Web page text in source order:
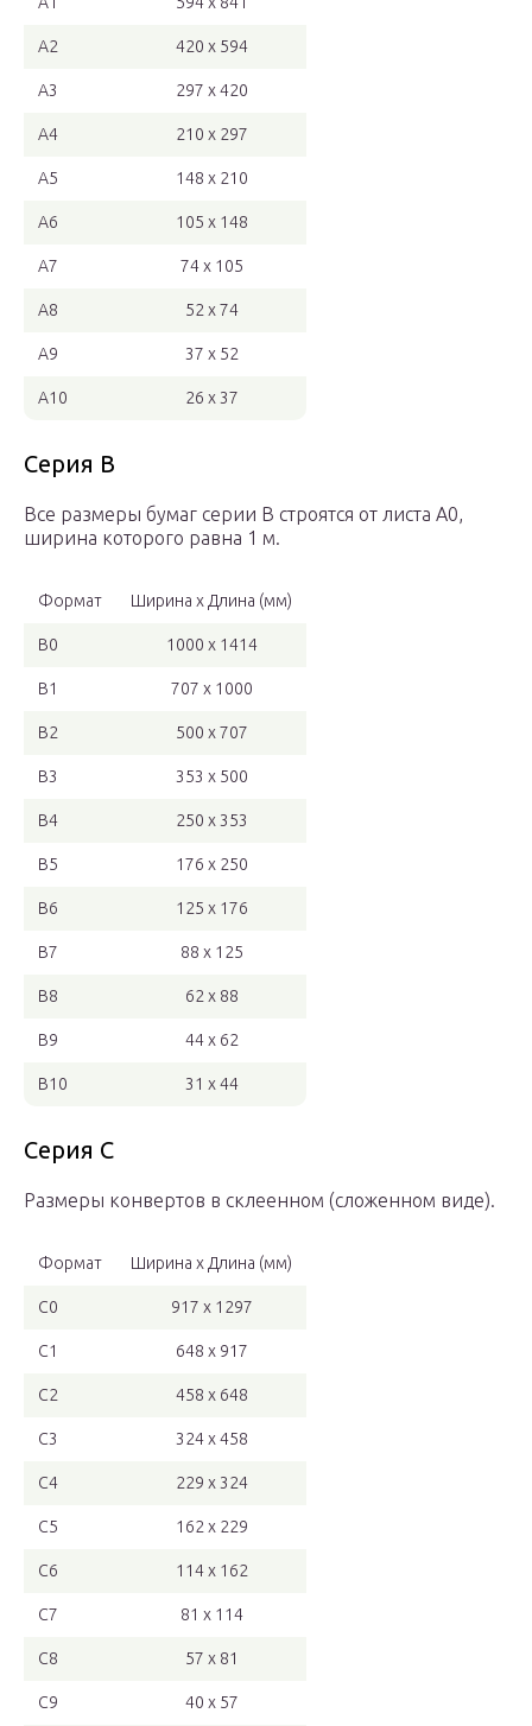
A2 420 x 594
A3 297 x 420
A4 210 x 297
A5 148 x 210
A6 105 x 148
A7 74 x 105
A8 52 x 74
A9 37 x 52
A10 26 x 37
Серия B
Все размеры бумаг серии B строятся от листа A0,
ширина которого равна 1 м.
Формат Ширина x Длина (мм)
B0 1000 x 1414
B1 707 x 1000
B2 500 x 707
B3 353 x 500
B4 250 x 353
B5 176 x 250
B6 125 x 176
B7 88 x 125
B8 62 x 88
B9 44 x 62
B10 31 x 44
Серия C
Размеры конвертов в склеенном (сложенном виде).
Формат Ширина x Длина (мм)
C0 917 x 1297
C1 648 x 917
C2 458 x 648
C3 324 x 458
C4 229 x 324
C5 162 x 229
C6 114 x 162
C7 81 x 114
C8 57 x 81
C9 40 x 57